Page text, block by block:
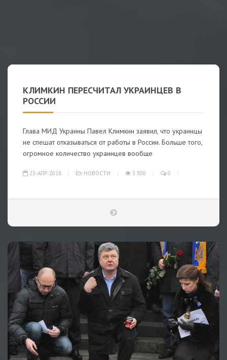
КЛИМКИН ПЕРЕСЧИТАЛ УКРАИНЦЕВ В
РОССИИ
Глава МИД Украины Павел Климкин заявил, что украинцы
не спешат отказываться от работы в России. Больше того,
огромное количество украинцев вообще
23-АПР-2018 НОВОСТИ 3 500 0